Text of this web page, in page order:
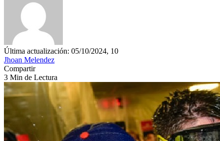
Última actualización: 05/10/2024, 10
Jhoan Melendez
Compartir
3 Min de Lectura